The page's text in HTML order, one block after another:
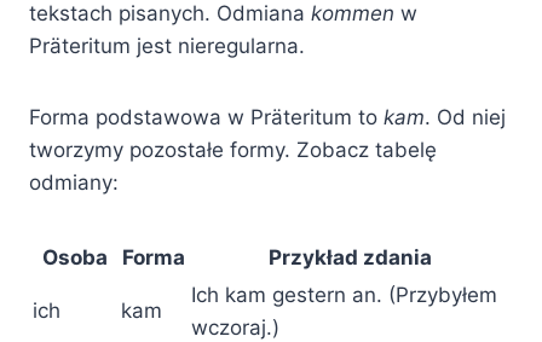
tekstach pisanych. Odmiana kommen w
Präteritum jest nieregularna.
Forma podstawowa w Präteritum to kam. Od niej
tworzymy pozostałe formy. Zobacz tabelę
odmiany:
Osoba Forma Przykład zdania
ich kam
Ich kam gestern an. (Przybyłem
wczoraj.)